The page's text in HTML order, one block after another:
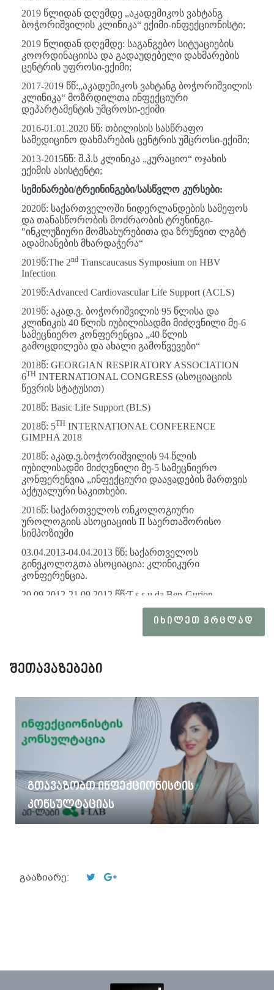
2019 წლიდან დღემდე „აკადემიკოს ვახტანგ
ბოჭორიშვილის კლინიკა“ ექიმი-ინფექციონისტი;
2019 წლიდან დღემდე: საგანგებო სიტუაციების
კოორდინაციისა და გადაუდებელი დახმარების
ცენტრის უფროსი-ექიმი;
2017-2019 წწ:„აკადემიკოს ვახტანგ ბოჭორიშვილის
კლინიკა“ მოზრდილთა ინფექციური
დეპარტამენტის უმცროსი-ექიმი
2016-01.01.2020 წწ: თბილისის სასწრაფო
სამედიცინო დახმარების ცენტრის უმცროსი-ექიმი;
2013-2015წწ: შ.პ.ს კლინიკა „კურაციო“ ოჯახის
ექიმის ასისტენტი;
სემინარები/ტრეინინგები/სასწვლო კურსები:
2020წ: საქართველოში ნიდერლანდების სამეფოს
და თანასწორობის მოძრაობის ტრენინგი-
"ინკლუზიური მომსახურებითა და ზრუნვით ლგბტ
ადამიანების მხარდაჭერა“
2019წ:The 2nd Transcaucasus Symposium on HBV
Infection
2019წ:Advanced Cardiovascular Life Support (ACLS)
2019წ: აკად.ვ. ბოჭორიშვილის 95 წლისა და
კლინიკის 40 წლის იუბილისადმი მიძღვნილი მე-6
სამეცნიერო კონფერენცია „40 წლის
გამოცდილება და ახალი გამოწვევები“
2018წ: GEORGIAN RESPIRATORY ASSOCIATION
6TH INTERNATIONAL CONGRESS (ასოციაციის
წევრის სტატუსით)
2018წ: Basic Life Support (BLS)
2018წ: 5TH INTERNATIONAL CONFERENCE
GIMPHA 2018
2018წ: აკად.ვ.ბოჭორიშვილის 94 წლის
იუბილისადმი მიძღვნილი მე-5 სამეცნიერო
კონფერენვია „ინფექციური დაავადების მართვის
აქტუალური საკითხები.
2016წ: საქართველოს ონკოლოგიური
უროლოგიის ასოციაციის II საერთაშორისო
სიმპოზიუმი
03.04.2013-04.04.2013 წწ: საქართველოს
გინეკოლოგთა ასოციაცია: კლინიკური
კონფერენცია.
20.09.2012-21.09.2012 წწ:T.s.s.u da Ben-Gurion
university of the negav: Israel-Georgian workshop.
1.07.2012-04.07.2012 საქართველოს
ნეონატოლოგთა ასოციცაცია:კლინიკური
ᲘᲮᲘᲚᲔᲗ ᲕᲠᲪᲚᲐᲓ
შეთავაზებები
გთავაზობთ ინფექციონისტის
კონსულტაციას
გააზიარე: